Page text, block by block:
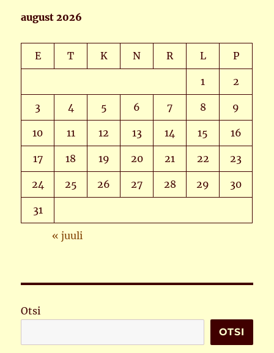
august 2026
E T K N R L P
1 2
3 4 5 6 7 8 9
10 11 12 13 14 15 16
17 18 19 20 21 22 23
24 25 26 27 28 29 30
31
« juuli
Otsi
OTSI